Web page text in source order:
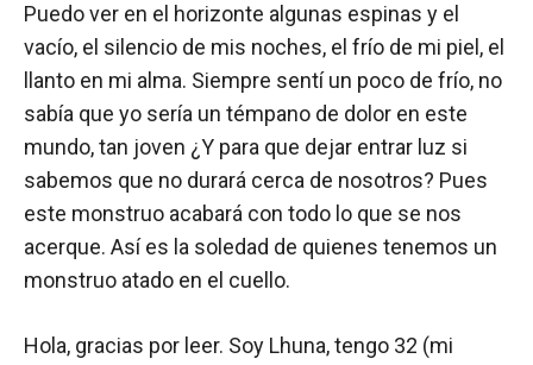
Puedo ver en el horizonte algunas espinas y el
vacío, el silencio de mis noches, el frío de mi piel, el
llanto en mi alma. Siempre sentí un poco de frío, no
sabía que yo sería un témpano de dolor en este
mundo, tan joven ¿Y para que dejar entrar luz si
sabemos que no durará cerca de nosotros? Pues
este monstruo acabará con todo lo que se nos
acerque. Así es la soledad de quienes tenemos un
monstruo atado en el cuello.
Hola, gracias por leer. Soy Lhuna, tengo 32 (mi